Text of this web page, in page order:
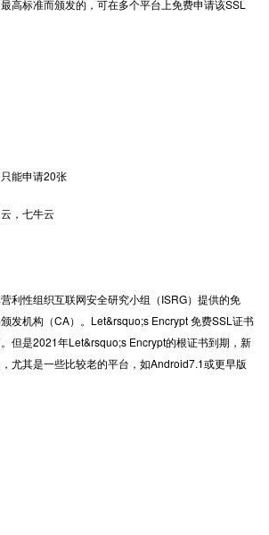
高标准而颁发的，可在多个平台上免费申请该SSL
能申请20张
，七牛云
利性组织互联网安全研究小组（ISRG）提供的免
发机构（CA）。 Let&rsquo;s Encrypt免费SSL 证书
但是2021年Let&rsquo;s Encrypt的根证书到期，新
尤其是一些比较老的平台，如Android7.1或更早版